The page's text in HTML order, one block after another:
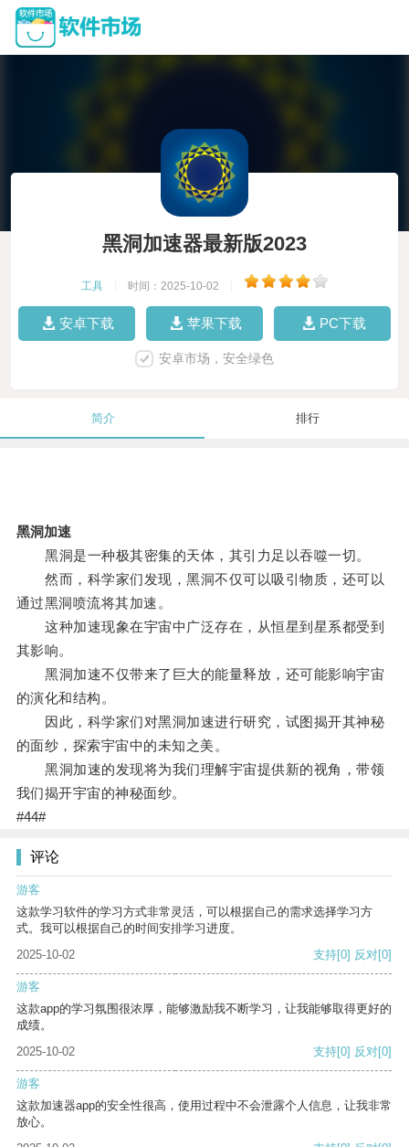
黑洞加速器最新版2023
工具 时间：2025-10-02
安卓下载 苹果下载 PC下载
安卓市场，安全绿色
简介 排行
黑洞加速
黑洞是一种极其密集的天体，其引力足以吞噬一切。
然而，科学家们发现，黑洞不仅可以吸引物质，还可以
通过黑洞喷流将其加速。
这种加速现象在宇宙中广泛存在，从恒星到星系都受到
其影响。
黑洞加速不仅带来了巨大的能量释放，还可能影响宇宙
的演化和结构。
因此，科学家们对黑洞加速进行研究，试图揭开其神秘
的面纱，探索宇宙中的未知之美。
黑洞加速的发现将为我们理解宇宙提供新的视角，带领
我们揭开宇宙的神秘面纱。
#44#
评论
游客
这款学习软件的学习方式非常灵活，可以根据自己的需求选择学习方
式。我可以根据自己的时间安排学习进度。
2025-10-02
支持[0] 反对[0]
游客
这款app的学习氛围很浓厚，能够激励我不断学习，让我能够取得更好的
成绩。
2025-10-02
支持[0] 反对[0]
游客
这款加速器app的安全性很高，使用过程中不会泄露个人信息，让我非常
放心。